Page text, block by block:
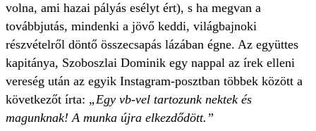
volna, ami hazai pályás esélyt ért), s ha megvan a
továbbjutás, mindenki a jövő keddi, világbajnoki
részvételről döntő összecsapás lázában égne. Az együttes
kapitánya, Szoboszlai Dominik egy nappal az írek elleni
vereség után az egyik Instagram-posztban többek között a
következőt írta: „Egy vb-vel tartozunk nektek és
magunknak! A munka újra elkezdődött.”